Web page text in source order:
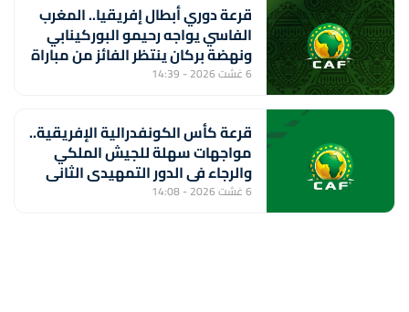
قرعة دوري أبطال إفريقيا.. المغرب
الفاسي يواجه رحيمو البوركينابي
ونهضة بركان ينتظر الفائز من مباراة
ستار سبور السيراليوني وميدينا
6 غشت 2026 - 14:39
قرعة كأس الكونفدرالية الإفريقية..
مواجهات سهلة للجيش الملكي
والرجاء في الدور التمهيدي الثاني
6 غشت 2026 - 14:08